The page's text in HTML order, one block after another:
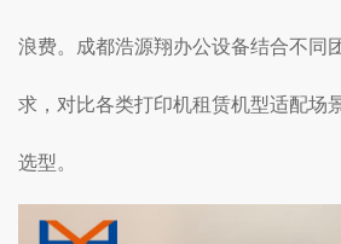
浪费。成都浩源翔办公设备结合不同
求，对比各类打印机租赁机型适配场
选型。